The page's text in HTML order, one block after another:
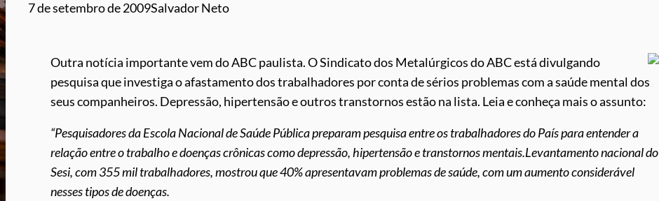
7 de setembro de 2009Salvador Neto
Outra notícia importante vem do ABC paulista. O Sindicato dos Metalúrgicos do ABC está divulgando
pesquisa que investiga o afastamento dos trabalhadores por conta de sérios problemas com a saúde mental dos
seus companheiros. Depressão, hipertensão e outros transtornos estão na lista. Leia e conheça mais o assunto:
“Pesquisadores da Escola Nacional de Saúde Pública preparam pesquisa entre os trabalhadores do País para entender a
relação entre o trabalho e doenças crônicas como depressão, hipertensão e transtornos mentais.Levantamento nacional do
Sesi, com 355 mil trabalhadores, mostrou que 40% apresentavam problemas de saúde, com um aumento considerável
nesses tipos de doenças.